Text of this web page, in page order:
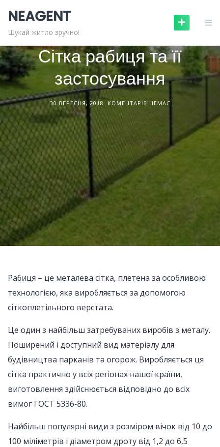
content
NEAGENT
Шукай житло зручно!БУДІВЕЛЬНІ МАТЕРІАЛИ
Сітка рабиця та її
застосування
30 ВЕРЕСНЯ, 2018 КОМЕНТАРІВ НЕМАЄ
Рабиця – це металева сітка, плетена за особливою
технологією, яка виробляється за допомогою
сіткоплетільного верстата.
Це один з найбільш затребуваних виробів з металу.
Поширений і доступний вид матеріалу для
будівництва парканів та огорож. Виробляється ця
сітка практично у всіх регіонах нашої країни,
виготовлення здійснюється відповідно до всіх
вимог ГОСТ 5336-80.
Найбільш популярні види з розміром вічок від 10 до
100 міліметрів і діаметром дроту від 1,2 до 6,5